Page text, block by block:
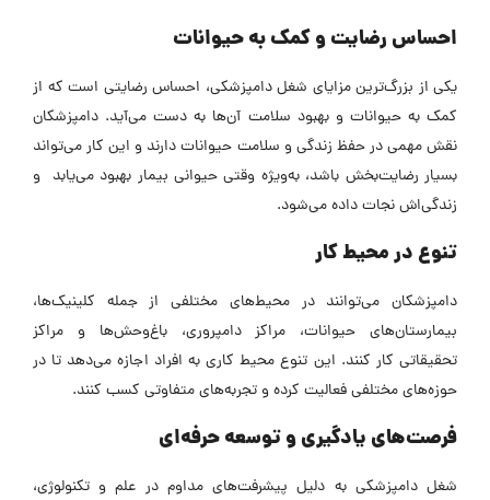
احساس رضایت و کمک به حیوانات
یکی از بزرگ‌ترین مزایای شغل دامپزشکی، احساس رضایتی است که از
کمک به حیوانات و بهبود سلامت آن‌ها به دست می‌آید. دامپزشکان
نقش مهمی در حفظ زندگی و سلامت حیوانات دارند و این کار می‌تواند
بسیار رضایت‌بخش باشد، به‌ویژه وقتی حیوانی بیمار بهبود می‌یابد و
زندگی‌اش نجات داده می‌شود.
تنوع در محیط کار
دامپزشکان می‌توانند در محیط‌های مختلفی از جمله کلینیک‌ها،
بیمارستان‌های حیوانات، مراکز دامپروری، باغ‌وحش‌ها و مراکز
تحقیقاتی کار کنند. این تنوع محیط کاری به افراد اجازه می‌دهد تا در
حوزه‌های مختلفی فعالیت کرده و تجربه‌های متفاوتی کسب کنند.
فرصت‌های یادگیری و توسعه حرفه‌ای
شغل دامپزشکی به دلیل پیشرفت‌های مداوم در علم و تکنولوژی،